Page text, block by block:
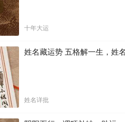
十年大运
姓名藏运势 五格解一生，姓
姓名详批